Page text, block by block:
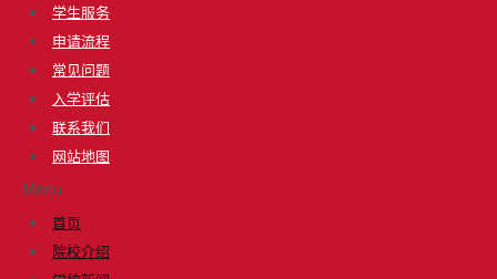
学生服务
申请流程
常见问题
入学评估
联系我们
网站地图
Menu
首页
院校介绍